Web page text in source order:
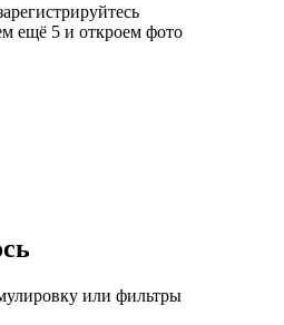
ещё 5 и откроем фото
или фильтры